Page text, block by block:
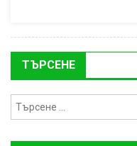
ТЪРСЕНЕ